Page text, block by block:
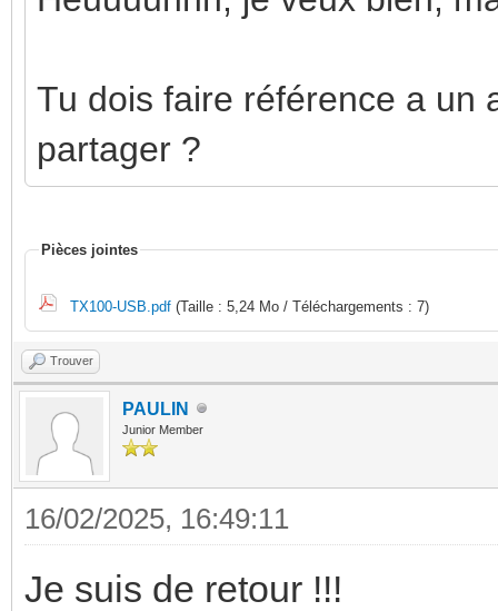
Tu dois faire référence a un
partager ?
Pièces jointes
TX100-USB.pdf (Taille : 5,24 Mo / Téléchargements : 7)
Trouver
PAULIN
Junior Member
16/02/2025, 16:49:11
Je suis de retour !!!